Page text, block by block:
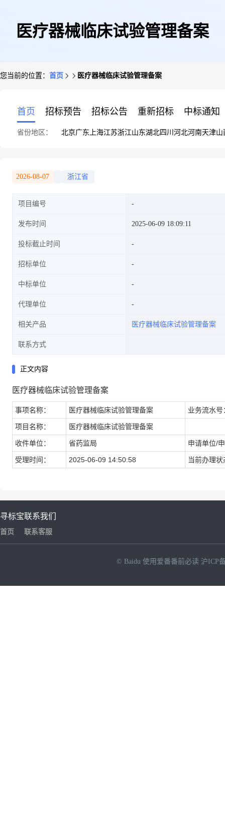
医疗器械临床试验管理备案
您当前的位置： 首页 医疗器械临床试验管理备案
首页 招标预告 招标公告 重新招标 中标通知
省份地区： 北京广东 上海江苏浙江山东湖北四川 河北河南天津山
2026-08-07 浙江省
项目编号
发布时间 2025-06-09 18:09:11
投标截止时间
招标单位
中标单位
代理单位
相关产品 医疗器械临床试验管理备案
联系方式
正文内容
医疗器械临床试验管理备案
事项名称： 医疗器械临床试验管理备案 业务流水号
项目名称： 医疗器械临床试验管理备案
收件单位： 省药监局 申请单位/
受理时间： 2025-06-09 14:50:58 当前办理状
寻标宝
首页
联系我们
联系客服
© Baidu 使用爱番番前必读 沪ICP